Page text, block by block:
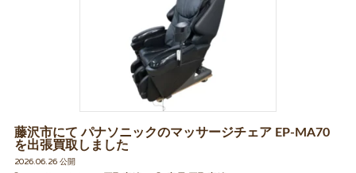
藤沢市にて パナソニックのマッサージチェア EP-MA70
を出張買取しました
2026.06.26 公開